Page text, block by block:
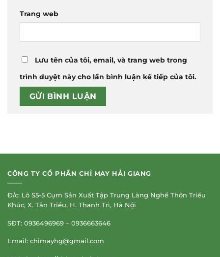
Trang web
Lưu tên của tôi, email, và trang web trong
trình duyệt này cho lần bình luận kế tiếp của tôi.
CÔNG TY CỔ PHẦN CHỈ MAY HẢI GIANG
Đ/c: Lô S5-5 Cụm Sản Xuất Tập Trung Làng Nghề Thôn Triều
Khúc, X. Tân Triều, H. Thanh Trì, Hà Nội
SĐT: 0936496969 – 0936663646
Email: chimayhg@gmail.com